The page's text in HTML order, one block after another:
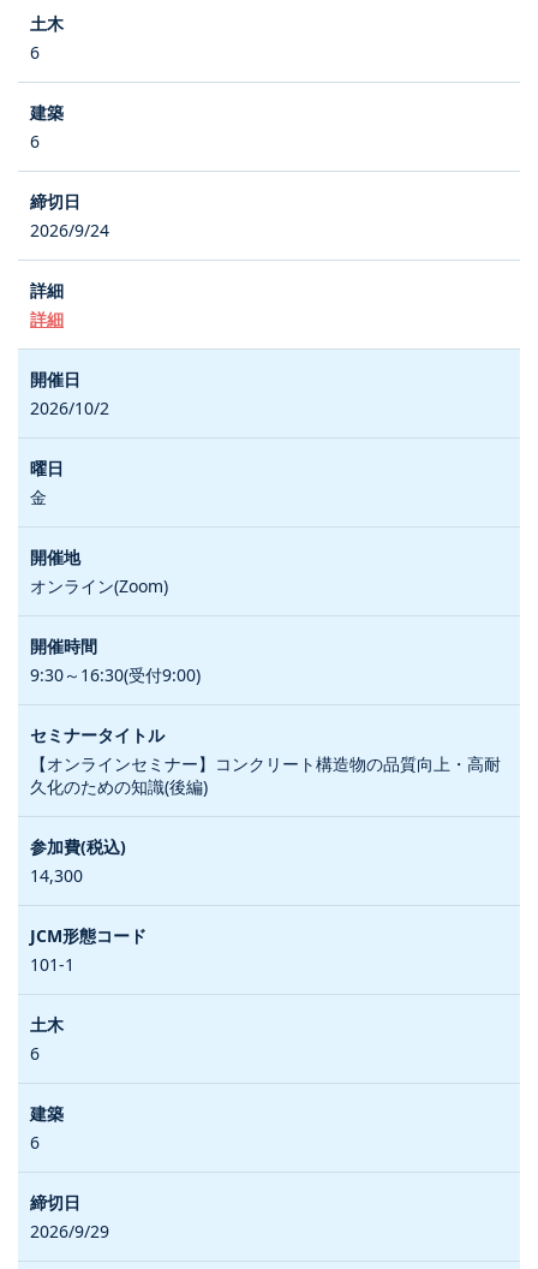
6
6
2026/9/24
詳細
2026/10/2
金
オンライン(Zoom)
9:30～16:30(受付9:00)
【オンラインセミナー】コンクリート構造物の品質向上・高耐
久化のための知識(後編)
14,300
101-1
6
6
2026/9/29